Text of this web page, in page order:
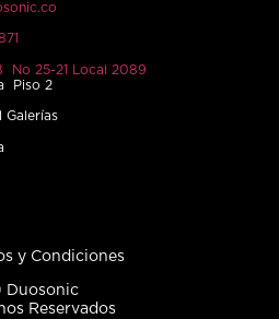
No 25-21 Local 2089
Piso 2
Galerías
y Condiciones
Duosonic
Reservados